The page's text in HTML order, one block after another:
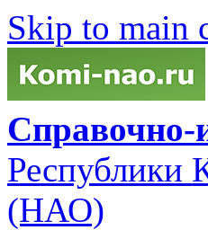
Skip to main
Республики
(НАО)